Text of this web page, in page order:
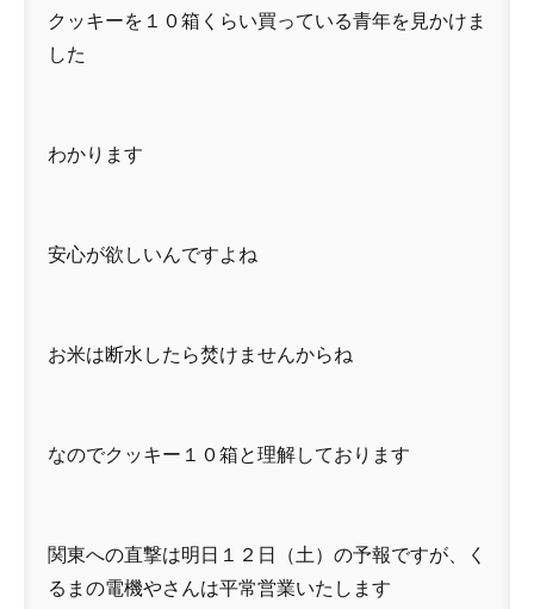
クッキーを１０箱くらい買っている青年を見かけま
した
わかります
安心が欲しいんですよね
お米は断水したら焚けませんからね
なのでクッキー１０箱と理解しております
関東への直撃は明日１２日（土）の予報ですが、く
るまの電機やさんは平常営業いたします